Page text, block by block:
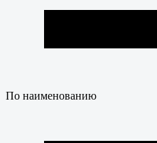
По наименованию